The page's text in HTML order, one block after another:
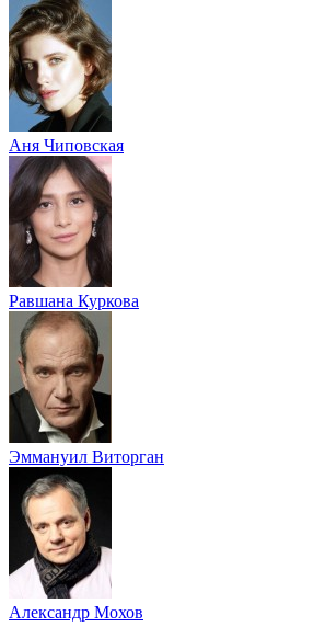
Аня Чиповская
Равшана Куркова
Эммануил Виторган
Александр Мохов